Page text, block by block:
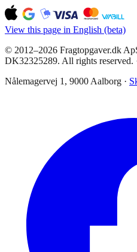
View this page in English (beta)
© 2012–2026 Fragtopgaver.dk
DK32325289. All rights reserved.
Nålemagervej 1, 9000 Aalborg ·